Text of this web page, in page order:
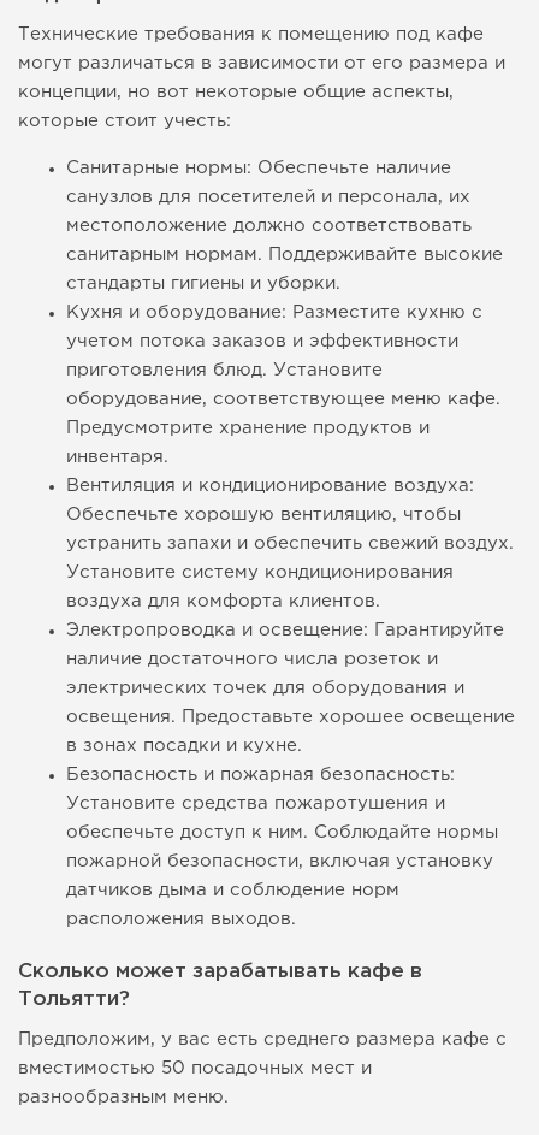
Технические требования к помещению под кафе
могут различаться в зависимости от его размера и
концепции, но вот некоторые общие аспекты,
которые стоит учесть:
Санитарные нормы: Обеспечьте наличие
санузлов для посетителей и персонала, их
местоположение должно соответствовать
санитарным нормам. Поддерживайте высокие
стандарты гигиены и уборки.
Кухня и оборудование: Разместите кухню с
учетом потока заказов и эффективности
приготовления блюд. Установите
оборудование, соответствующее меню кафе.
Предусмотрите хранение продуктов и
инвентаря.
Вентиляция и кондиционирование воздуха:
Обеспечьте хорошую вентиляцию, чтобы
устранить запахи и обеспечить свежий воздух.
Установите систему кондиционирования
воздуха для комфорта клиентов.
Электропроводка и освещение: Гарантируйте
наличие достаточного числа розеток и
электрических точек для оборудования и
освещения. Предоставьте хорошее освещение
в зонах посадки и кухне.
Безопасность и пожарная безопасность:
Установите средства пожаротушения и
обеспечьте доступ к ним. Соблюдайте нормы
пожарной безопасности, включая установку
датчиков дыма и соблюдение норм
расположения выходов.
Сколько может зарабатывать кафе в
Тольятти?
Предположим, у вас есть среднего размера кафе с
вместимостью 50 посадочных мест и
разнообразным меню.